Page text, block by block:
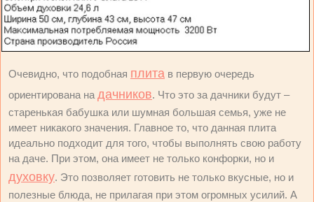
Очевидно, что подобная плита в первую очередь
ориентирована надачников. Что это за дачники будут –
старенькая бабушка или шумная большая семья, уже не
имеет никакого значения. Главное то, что данная плита
идеально подходит для того, чтобы выполнять свою работу
на даче. При этом, она имеет не только конфорки, но и
духовку. Это позволяет готовить не только вкусные, но и
полезные блюда, не прилагая при этом огромных усилий. А